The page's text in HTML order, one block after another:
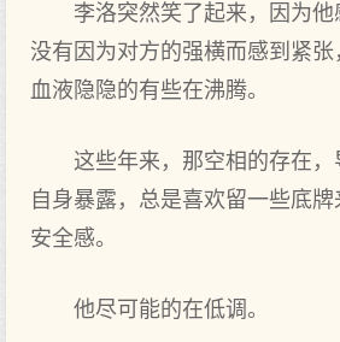
李洛突然笑了起来，因为
没有因为对方的强横而感到紧
血液隐隐的有些在沸腾。
这些年来，那空相的存在
自身暴露，总是喜欢留一些底
安全感。
他尽可能的在低调。